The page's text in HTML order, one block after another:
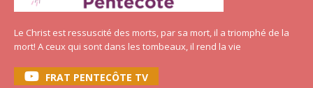
Le Christ est ressuscité des morts, par sa mort, il a triomphé de la
mort! A ceux qui sont dans les tombeaux, il rend la vie
FRAT PENTECÔTE TV